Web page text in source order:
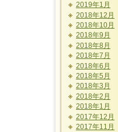
2019年1月
2018年12月
2018年10月
2018年9月
2018年8月
2018年7月
2018年6月
2018年5月
2018年3月
2018年2月
2018年1月
2017年12月
2017年11月